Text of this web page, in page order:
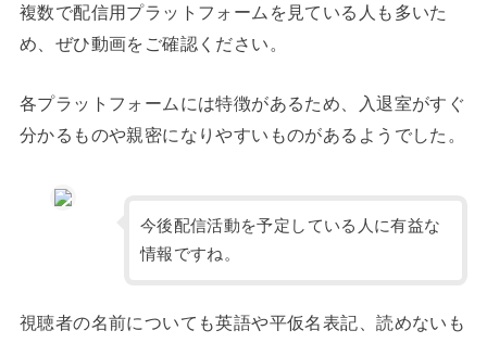
複数で配信用プラットフォームを見ている人も多いた
め、ぜひ動画をご確認ください。
各プラットフォームには特徴があるため、入退室がすぐ
分かるものや親密になりやすいものがあるようでした。
今後配信活動を予定している人に有益な
情報ですね。
視聴者の名前についても英語や平仮名表記、読めないも